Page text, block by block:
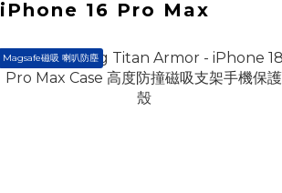
iPhone 16 Pro Max
Magsafe磁吸 喇叭防塵